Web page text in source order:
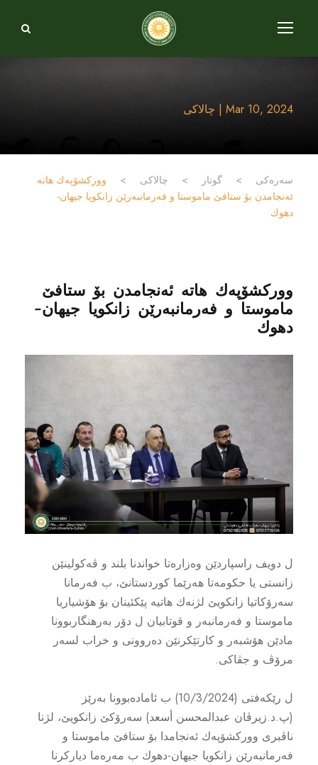
Mar 10, 2024 | چالاکی
سەرەکی > گوتار > چالاکی >
ووركشۆپه‌ك ھاتە
ئه‌نجامدن بۆ ستافێ ماموستا و فه‌رمانبه‌رێن زانكویا جیهان-
دهوك
ووركشۆپه‌ك ھاتە ئه‌نجامدن بۆ ستافێ
ماموستا و فه‌رمانبه‌رێن زانكویا جیهان-
دهوك
ل دویف راسپاردێن وه‌زاره‌تا خواندنا بلند و ڤه‌كولینێن
زانستى یا حكومه‌تا هه‌رێما كوردستانێ، ب فه‌رمانا
سه‌رۆكاتیا زانكویێ لژنه‌ك هاتیه‌ پێكئینان بۆ هۆشیاریا
ماموستا و فه‌رمانبه‌ر و قوتابیان ل دۆر به‌رهنگاربوونا
مادێن هۆشبه‌ر و كارتێكرنێن ده‌روونى و خراب لسه‌ر
مرۆڤ و جڤاكى.
ل رێكه‌فتى (10/3/2024) ب ئاماده‌بوونا به‌رێز
(پ.د.زیرڤان عبدالمحسن أسعد) سه‌رۆكێ زانكویێ، لژنا
ناڤبرى ووركشۆپه‌ك ئه‌نجامدا بۆ ستافێ ماموستا و
فه‌رمانبه‌رێن زانكویا جیهان-دهوك ب مه‌ره‌ما دیاركرنا